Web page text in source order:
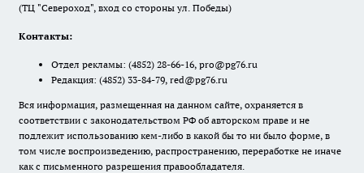
(ТЦ "Североход", вход со стороны ул. Победы)
Контакты:
Отдел рекламы: (4852) 28-66-16, pro@pg76.ru
Редакция: (4852) 33-84-79, red@pg76.ru
Вся информация, размещенная на данном сайте, охраняется в
соответствии с законодательством РФ об авторском праве и не
подлежит использованию кем-либо в какой бы то ни было форме, в
том числе воспроизведению, распространению, переработке не иначе
как с письменного разрешения правообладателя.